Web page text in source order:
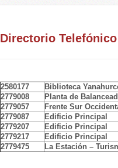
Directorio Telefónico
2580177
Biblioteca
2779008
Planta de
2779057
Frente Sur
2779087
Edificio Principal
2779207
Edificio Principal
2779217
Edificio Principal
2779475
La Estación –